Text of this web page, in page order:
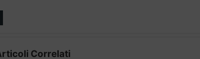
Correlati